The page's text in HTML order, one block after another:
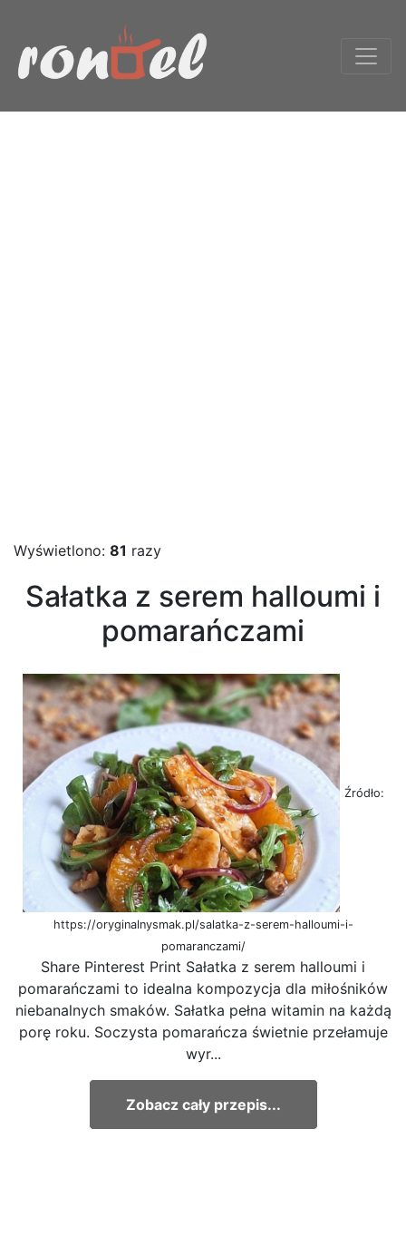
Wyświetlono: 81 razy
Sałatka z serem halloumi i
pomarańczami
Źródło:
https://oryginalnysmak.pl/salatka-z-serem-halloumi-i-
pomaranczami/
Share Pinterest Print Sałatka z serem halloumi i
pomarańczami to idealna kompozycja dla miłośników
niebanalnych smaków. Sałatka pełna witamin na każdą
porę roku. Soczysta pomarańcza świetnie przełamuje
wyr...
Zobacz cały przepis...